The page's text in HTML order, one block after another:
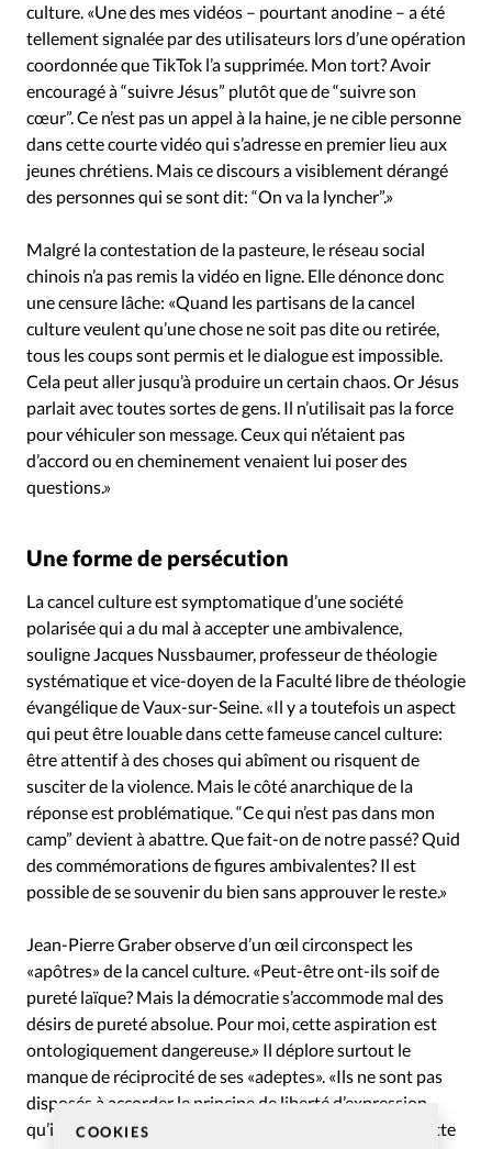
COOKIES
culture. «Une des mes vidéos – pourtant anodine – a été
tellement signalée par des utilisateurs lors d’une opération
coordonnée que TikTok l’a supprimée. Mon tort? Avoir
encouragé à “suivre Jésus” plutôt que de “suivre son
cœur”. Ce n’est pas un appel à la haine, je ne cible personne
dans cette courte vidéo qui s’adresse en premier lieu aux
jeunes chrétiens. Mais ce discours a visiblement dérangé
des personnes qui se sont dit: “On va la lyncher”.»
Malgré la contestation de la pasteure, le réseau social
chinois n’a pas remis la vidéo en ligne. Elle dénonce donc
une censure lâche: «Quand les partisans de la cancel
culture veulent qu’une chose ne soit pas dite ou retirée,
tous les coups sont permis et le dialogue est impossible.
Cela peut aller jusqu’à produire un certain chaos. Or Jésus
parlait avec toutes sortes de gens. Il n’utilisait pas la force
pour véhiculer son message. Ceux qui n’étaient pas
d’accord ou en cheminement venaient lui poser des
questions.»
Une forme de persécution
La cancel culture est symptomatique d’une société
polarisée qui a du mal à accepter une ambivalence,
souligne Jacques Nussbaumer, professeur de théologie
systématique et vice-doyen de la Faculté libre de théologie
évangélique de Vaux-sur-Seine. «Il y a toutefois un aspect
qui peut être louable dans cette fameuse cancel culture:
être attentif à des choses qui abîment ou risquent de
susciter de la violence. Mais le côté anarchique de la
réponse est problématique. “Ce qui n’est pas dans mon
camp” devient à abattre. Que fait-on de notre passé? Quid
des commémorations de figures ambivalentes? Il est
possible de se souvenir du bien sans approuver le reste.»
Jean-Pierre Graber observe d’un œil circonspect les
«apôtres» de la cancel culture. «Peut-être ont-ils soif de
pureté laïque? Mais la démocratie s’accommode mal des
désirs de pureté absolue. Pour moi, cette aspiration est
ontologiquement dangereuse.» Il déplore surtout le
manque de réciprocité de ses «adeptes». «Ils ne sont pas
disposés à accorder le principe de liberté d’expression
qu’ils revendiquent pour eux.» Selon le politologue, «cette